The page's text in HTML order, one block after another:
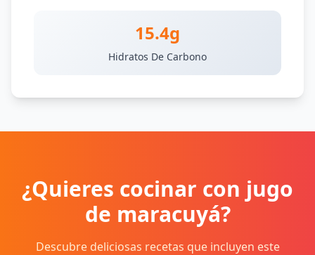
15.4g
Hidratos De Carbono
¿Quieres cocinar con jugo
de maracuyá?
Descubre deliciosas recetas que incluyen este